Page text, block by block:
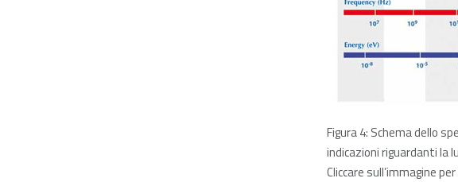
Figura 4: Schema dello
indicazioni riguardanti la
Cliccare sull’immagine